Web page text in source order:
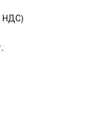
НДС)